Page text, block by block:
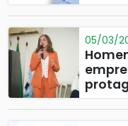
05/03/